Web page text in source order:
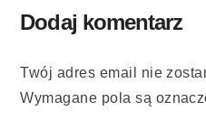
Dodaj komentarz
Twój adres email nie
Wymagane pola są